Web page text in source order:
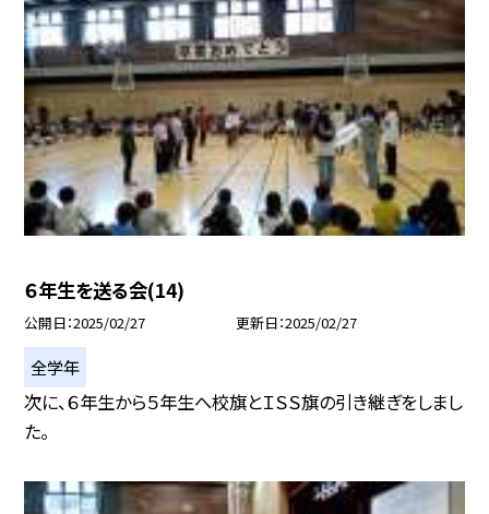
６年生を送る会(14)
公開日 2025/02/27 更新日 2025/02/27
全学年
次に、６年生から５年生へ校旗とＩＳＳ旗の引き継ぎをしまし
た。